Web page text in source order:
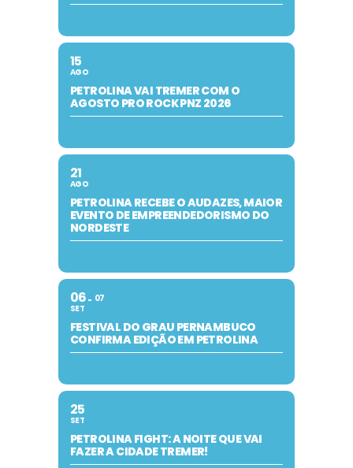
15
AGO
PETROLINA VAI TREMER COM O
AGOSTO PRO ROCK PNZ 2026
21
AGO
PETROLINA RECEBE O AUDAZES, MAIOR
EVENTO DE EMPREENDEDORISMO DO
NORDESTE
06
SET
07
FESTIVAL DO GRAU PERNAMBUCO
CONFIRMA EDIÇÃO EM PETROLINA
25
SET
PETROLINA FIGHT: A NOITE QUE VAI
FAZER A CIDADE TREMER!